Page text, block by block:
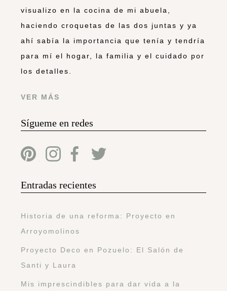
visualizo en la cocina de mi abuela,
haciendo croquetas de las dos juntas y ya
ahí sabía la importancia que tenía y tendría
para mí el hogar, la familia y el cuidado por
los detalles.
VER MÁS
Sígueme en redes
Entradas recientes
Historia de una reforma: Proyecto en
Arroyomolinos
Proyecto Deco en Pozuelo: El Salón de
Santi y Laura
Mis imprescindibles para dar vida a la